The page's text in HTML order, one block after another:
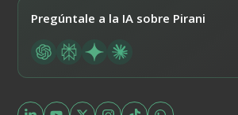
Pregúntale a la IA sobre Pirani